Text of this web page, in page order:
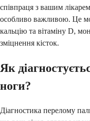
співпраця з вашим
особливо важливою. Це
кальцію та вітаміну D,
зміцнення кісток.
Як
ноги?
Діагностика перелому